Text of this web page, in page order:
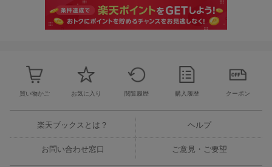
買い物かご お気に入り 閲覧履歴 購入履歴 クーポン
楽天ブックスとは？ ヘルプ
お問い合わせ窓口 ご意見・ご要望